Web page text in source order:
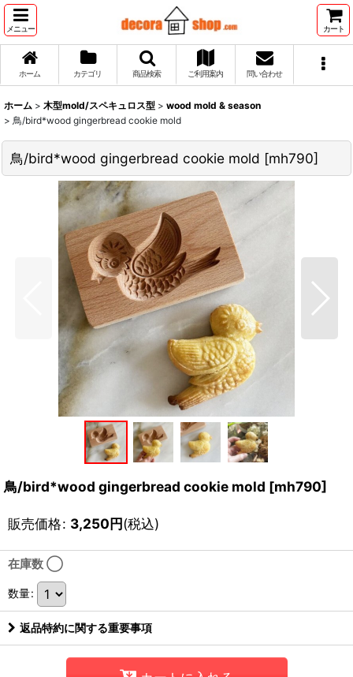
メニュー カート
ホーム カテゴリ 商品検索 ご利用案内 問い合わせ
ホーム > 木型mold/スペキュロス型 > wood mold & season
> 鳥/bird*wood gingerbread cookie mold
鳥/bird*wood gingerbread cookie mold [mh790]
鳥/bird*wood gingerbread cookie mold [mh790]
販売価格: 3,250円(税込)
在庫数 ◯
数量:
返品特約に関する重要事項